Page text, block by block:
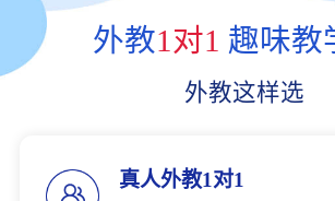
外教1对1 趣味教
外教这样选
真人外教1对1